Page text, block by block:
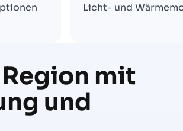
Licht- und
mit
und